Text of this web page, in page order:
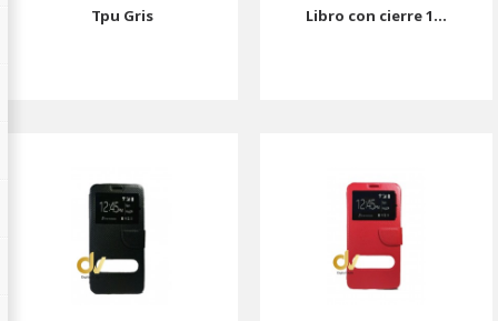
Tpu Gris
Libro con cierre 1...